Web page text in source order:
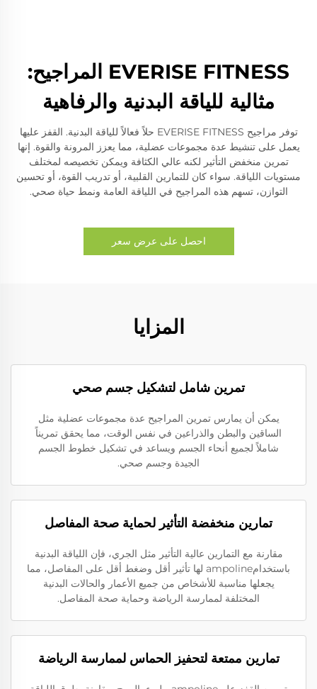
EVERISE FITNESS المراجيح:
مثالية للياقة البدنية والرفاهية
توفر مراجيح EVERISE FITNESS حلاً فعالاً للياقة البدنية. القفز عليها
يعمل على تنشيط عدة مجموعات عضلية، مما يعزز المرونة والقوة. إنها
تمرين منخفض التأثير لكنه عالي الكثافة ويمكن تخصيصه لمختلف
مستويات اللياقة. سواء كان للتمارين القلبية، أو تدريب القوة، أو تحسين
التوازن، تسهم هذه المراجيح في اللياقة العامة ونمط حياة صحي.
احصل على عرض سعر
المزايا
تمرين شامل لتشكيل جسم صحي
يمكن أن يمارس تمرين المراجيح عدة مجموعات عضلية مثل
الساقين والبطن والذراعين في نفس الوقت، مما يحقق تمريناً
شاملاً لجميع أنحاء الجسم ويساعد في تشكيل خطوط الجسم
الجيدة وجسم صحي.
تمارين منخفضة التأثير لحماية صحة المفاصل
مقارنة مع التمارين عالية التأثير مثل الجري، فإن اللياقة البدنية
باستخدامampoline لها تأثير أقل وضغط أقل على المفاصل، مما
يجعلها مناسبة للأشخاص من جميع الأعمار والحالات البدنية
المختلفة لممارسة الرياضة وحماية صحة المفاصل.
تمارين ممتعة لتحفيز الحماس لممارسة الرياضة